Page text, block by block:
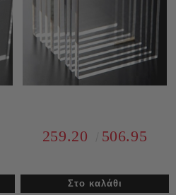
259.20 506.95